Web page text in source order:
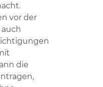
vor der
die